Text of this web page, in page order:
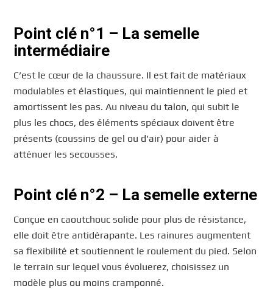
Point clé n°1 – La semelle
intermédiaire
C’est le cœur de la chaussure. Il est fait de matériaux
modulables et élastiques, qui maintiennent le pied et
amortissent les pas. Au niveau du talon, qui subit le
plus les chocs, des éléments spéciaux doivent être
présents (coussins de gel ou d’air) pour aider à
atténuer les secousses.
Point clé n°2 – La semelle externe
Conçue en caoutchouc solide pour plus de résistance,
elle doit être antidérapante. Les rainures augmentent
sa flexibilité et soutiennent le roulement du pied. Selon
le terrain sur lequel vous évoluerez, choisissez un
modèle plus ou moins cramponné.